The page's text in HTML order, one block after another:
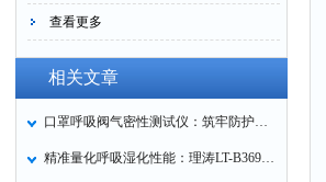
查看更多
相关文章
口罩呼吸阀气密性测试仪：筑牢防护口罩的质量关卡
精准量化呼吸湿化性能：理涛LT-B369湿化器数据采集装置技术解析